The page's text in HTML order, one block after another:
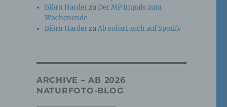
Björn HarderzuDer MP Impuls zum
Wochenende
Björn HarderzuAb sofort auch auf Spotify
ARCHIVE – AB 2026
NATURFOTO-BLOG